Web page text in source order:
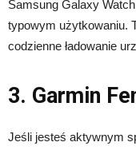
Samsung Galaxy
typowym użytkowaniu.
codzienne ładowanie
3. Garmin
Jeśli jesteś aktywnym